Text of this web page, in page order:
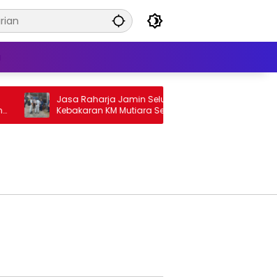
Jasa Raharja Jamin Seluruh Korban
Kebakaran KM Mutiara Sentosa II di
Perairan Sumenep